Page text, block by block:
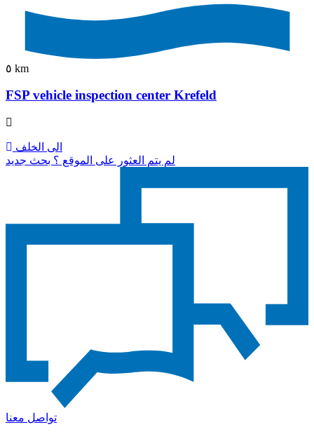
٥ km
FSP vehicle inspection center Krefeld
الى الخلف
لم يتم العثور على الموقع ؟ بحث جديد
تواصل معنا